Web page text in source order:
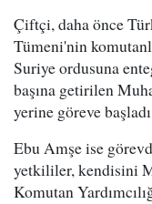
Çiftçi, daha önce
Tümeni'nin
Suriye ordusuna
başına getirilen
yerine göreve
Ebu Amşe ise
yetkililer, kendisini
Komutan